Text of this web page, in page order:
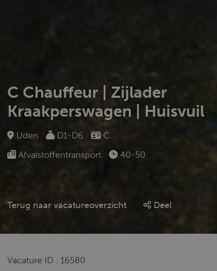
C Chauffeur | Zijlader
Kraakperswagen | Huisvuil
Uden D1-D6
C
Afvalstoffentransport
40-50
Terug naar vacatureoverzicht Deel
Vacature ID : 16580